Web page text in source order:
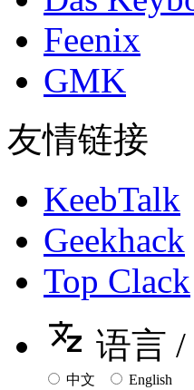
Feenix
GMK
友情链接
KeebTalk
Geekhack
Top Clack
语言 /
中文 English